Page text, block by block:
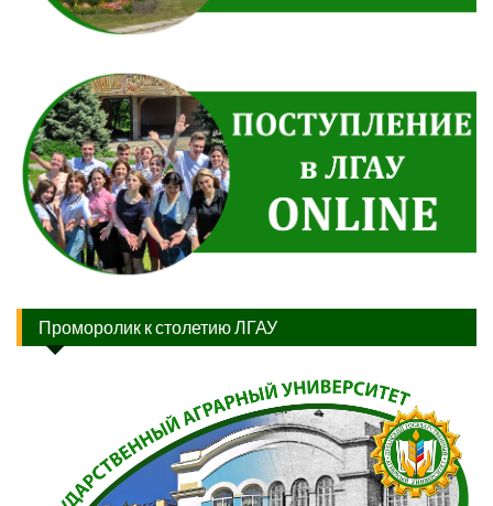
Проморолик к столетию ЛГАУ